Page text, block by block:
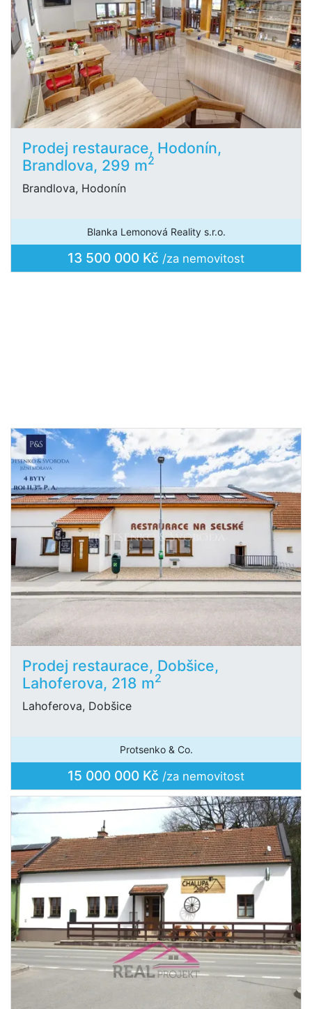
Prodej restaurace, Hodonín,
Brandlova, 299 m2
Brandlova, Hodonín
Blanka Lemonová Reality s.r.o.
13 500 000 Kč /za nemovitost
Prodej restaurace, Dobšice,
Lahoferova, 218 m2
Lahoferova, Dobšice
Protsenko & Co.
15 000 000 Kč /za nemovitost